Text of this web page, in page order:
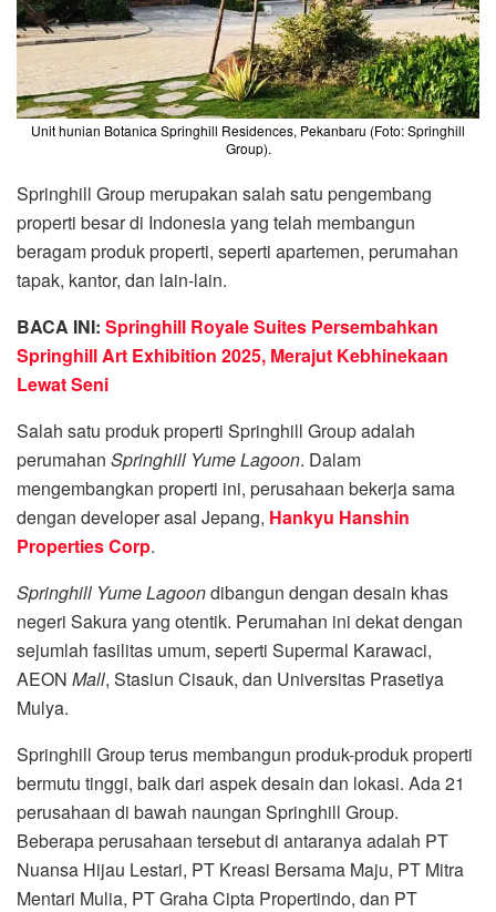
Unit hunian Botanica Springhill Residences, Pekanbaru (Foto: Springhill
Group).
Springhill Group merupakan salah satu pengembang
properti besar di Indonesia yang telah membangun
beragam produk properti, seperti apartemen, perumahan
tapak, kantor, dan lain-lain.
BACA INI: Springhill Royale Suites Persembahkan
Springhill Art Exhibition 2025, Merajut Kebhinekaan
Lewat Seni
Salah satu produk properti Springhill Group adalah
perumahan Springhill Yume Lagoon. Dalam
mengembangkan properti ini, perusahaan bekerja sama
dengan developer asal Jepang, Hankyu Hanshin
Properties Corp.
Springhill Yume Lagoondibangun dengan desain khas
negeri Sakura yang otentik. Perumahan ini dekat dengan
sejumlah fasilitas umum, seperti Supermal Karawaci,
AEON Mall, Stasiun Cisauk, dan Universitas Prasetiya
Mulya.
Springhill Group terus membangun produk-produk properti
bermutu tinggi, baik dari aspek desain dan lokasi. Ada 21
perusahaan di bawah naungan Springhill Group.
Beberapa perusahaan tersebut di antaranya adalah PT
Nuansa Hijau Lestari, PT Kreasi Bersama Maju, PT Mitra
Mentari Mulia, PT Graha Cipta Propertindo, dan PT